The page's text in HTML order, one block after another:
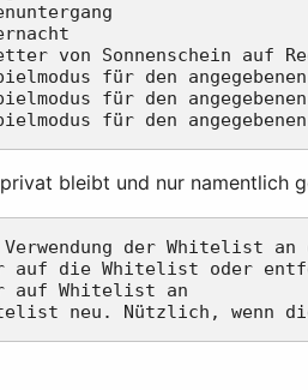
Sonnenschein auf
für den
für den
bleibt und nur namentlich
der Whitelist an
auf die Whitelist oder
Whitelist an